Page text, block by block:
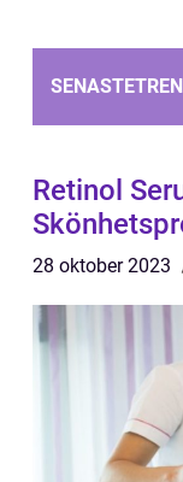
Retinol
28 oktober 2023